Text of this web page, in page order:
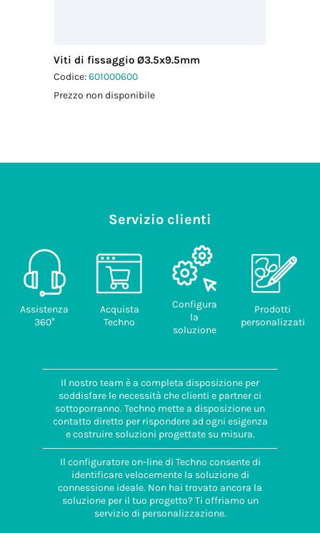
Viti di fissaggio Ø3.5x9.5mm
Codice:601000600
Prezzo non disponibile
Servizio clienti
Assistenza
360°
Acquista
Techno
Configura
la
soluzione
Prodotti
personalizzati
Il nostro team è a completa disposizione per
soddisfare le necessità che clienti e partner ci
sottoporranno. Techno mette a disposizione un
contatto diretto per rispondere ad ogni esigenza
e costruire soluzioni progettate su misura.
Il configuratore on-line di Techno consente di
identificare velocemente la soluzione di
connessione ideale. Non hai trovato ancora la
soluzione per il tuo progetto? Ti offriamo un
servizio di personalizzazione.